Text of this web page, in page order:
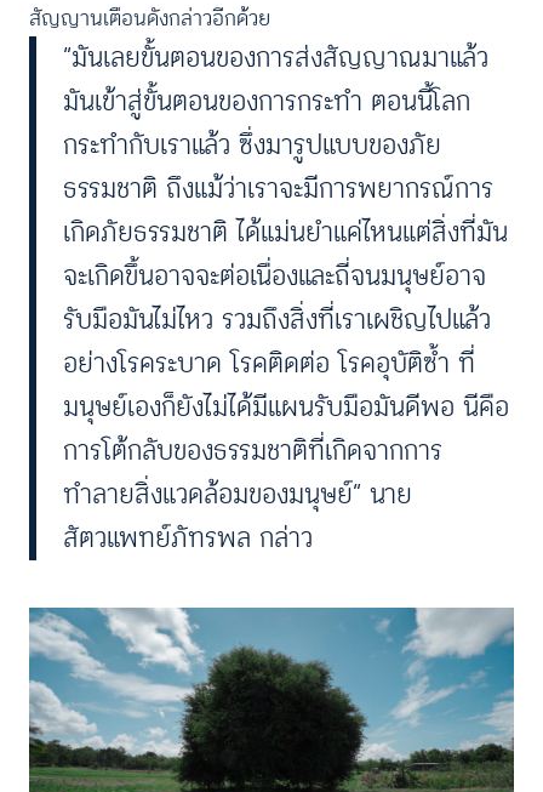
สัญญานเตือนดังกล่าวอีกด้วย
“มันเลยขั้นตอนของการส่งสัญญาณมาแล้ว
มันเข้าสู่ขั้นตอนของการกระทำ ตอนนี้โลก
กระทำกับเราแล้ว ซึ่งมารูปแบบของภัย
ธรรมชาติ ถึงแม้ว่าเราจะมีการพยากรณ์การ
เกิดภัยธรรมชาติ ได้แม่นยำแค่ไหนแต่สิ่งที่มัน
จะเกิดขึ้นอาจจะต่อเนื่องและถี่จนมนุษย์อาจ
รับมือมันไม่ไหว รวมถึงสิ่งที่เราเผชิญไปแล้ว
อย่างโรคระบาด โรคติดต่อ โรคอุบัติซ้ำ ที่
มนุษย์เองก็ยังไม่ได้มีแผนรับมือมันดีพอ นีคือ
การโต้กลับของธรรมชาติที่เกิดจากการ
ทำลายสิ่งแวดล้อมของมนุษย์” นาย
สัตวแพทย์ภัทรพล กล่าว